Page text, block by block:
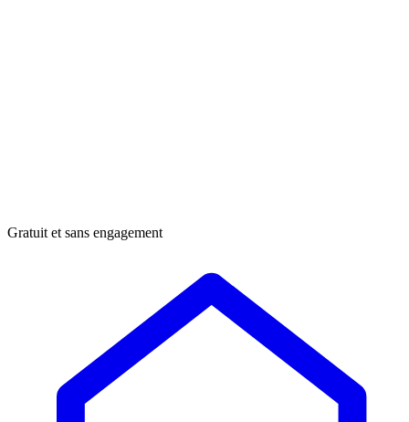
Gratuit et sans engagement